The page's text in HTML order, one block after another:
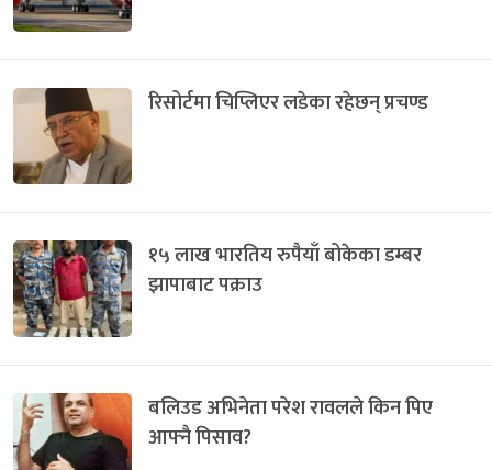
रिसोर्टमा चिप्लिएर लडेका रहेछन् प्रचण्ड
१५ लाख भारतिय रुपैयाँ बोकेका डम्बर
झापाबाट पक्राउ
बलिउड अभिनेता परेश रावलले किन पिए
आफ्नै पिसाव?